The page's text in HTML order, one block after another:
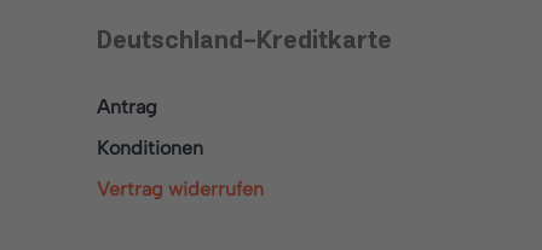
Deutschland-Kreditkarte
Antrag
Konditionen
Vertrag widerrufen